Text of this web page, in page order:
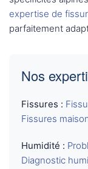
expertise de
parfaitement
Nos
Fissures :
Fissures
Humidité :
Diagnostic